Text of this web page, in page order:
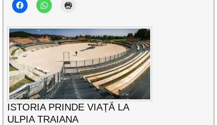
ISTORIA PRINDE VIAȚĂ LA
ULPIA TRAIANA